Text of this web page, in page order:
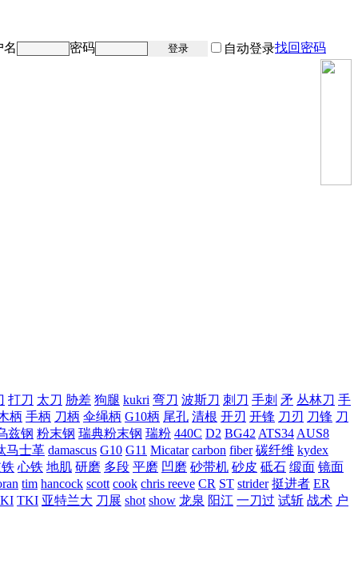
名 密码 登录 自动登录找回密码
打刀 太刀 胁差 狗腿 kukri 弯刀 波斯刀 刺刀 手刺 矛 丛林刀 手
柄 手柄 刀柄 伞绳柄 G10柄 尾孔 清根 开刃 开锋 刀刃 刀锋 刀
兹钢 粉末钢 瑞典粉末钢 瑞粉 440C D2 BG42 ATS34 AUS8
马士革 damascus G10 G11 Micatar carbon fiber 碳纤维 kydex
心铁 地肌 研磨 多段 平磨 凹磨 砂带机 砂皮 砥石 缎面 镜面
tim hancock scott cook chris reeve CR ST strider 挺进者 ER
TKI 亚特兰大 刀展 shot show 龙泉 阳江 一刀过 试斩 战术 户